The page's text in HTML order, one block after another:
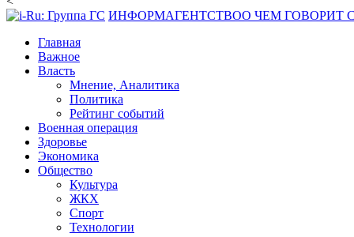
ИНФОРМАГЕНТСТВОО ЧЕМ ГОВОРИТ
Главная
Важное
Власть
Мнение, Аналитика
Политика
Рейтинг событий
Военная операция
Здоровье
Экономика
Общество
Культура
ЖКХ
Спорт
Технологии